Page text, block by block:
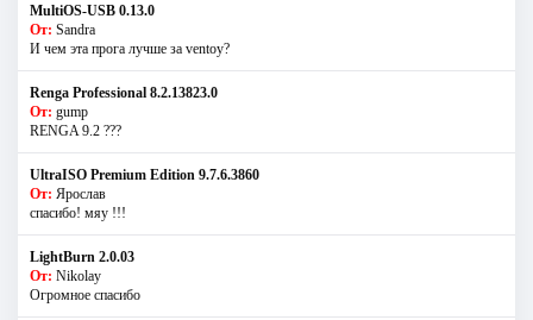
MultiOS-USB 0.13.0
От: Sandra
И чем эта прога лучше за ventoy?
Renga Professional 8.2.13823.0
От: gump
RENGA 9.2 ???
UltraISO Premium Edition 9.7.6.3860
От: Ярослав
спасибо! мяу !!!
LightBurn 2.0.03
От: Nikolay
Огромное спасибо